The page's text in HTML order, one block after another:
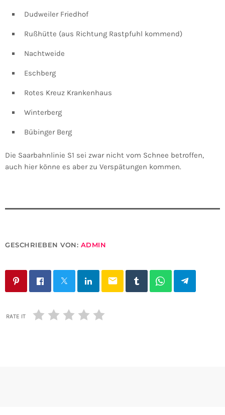
Dudweiler Friedhof
Rußhütte (aus Richtung Rastpfuhl kommend)
Nachtweide
Eschberg
Rotes Kreuz Krankenhaus
Winterberg
Bübinger Berg
Die Saarbahnlinie S1 sei zwar nicht vom Schnee betroffen,
auch hier könne es aber zu Verspätungen kommen.
GESCHRIEBEN VON: ADMIN
email
RATE IT